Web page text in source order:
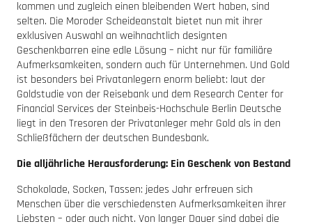
kommen und zugleich einen bleibenden Wert haben, sind
selten. Die Moroder Scheideanstalt bietet nun mit ihrer
exklusiven Auswahl an weihnachtlich designten
Geschenkbarren eine edle Lösung – nicht nur für familiäre
Aufmerksamkeiten, sondern auch für Unternehmen. Und Gold
ist besonders bei Privatanlegern enorm beliebt: laut der
Goldstudie von der Reisebank und dem Research Center for
Financial Services der Steinbeis-Hochschule Berlin Deutsche
liegt in den Tresoren der Privatanleger mehr Gold als in den
Schließfächern der deutschen Bundesbank.
Die alljährliche Herausforderung: Ein Geschenk von Bestand
Schokolade, Socken, Tassen: jedes Jahr erfreuen sich
Menschen über die verschiedensten Aufmerksamkeiten ihrer
Liebsten – oder auch nicht. Von langer Dauer sind dabei die